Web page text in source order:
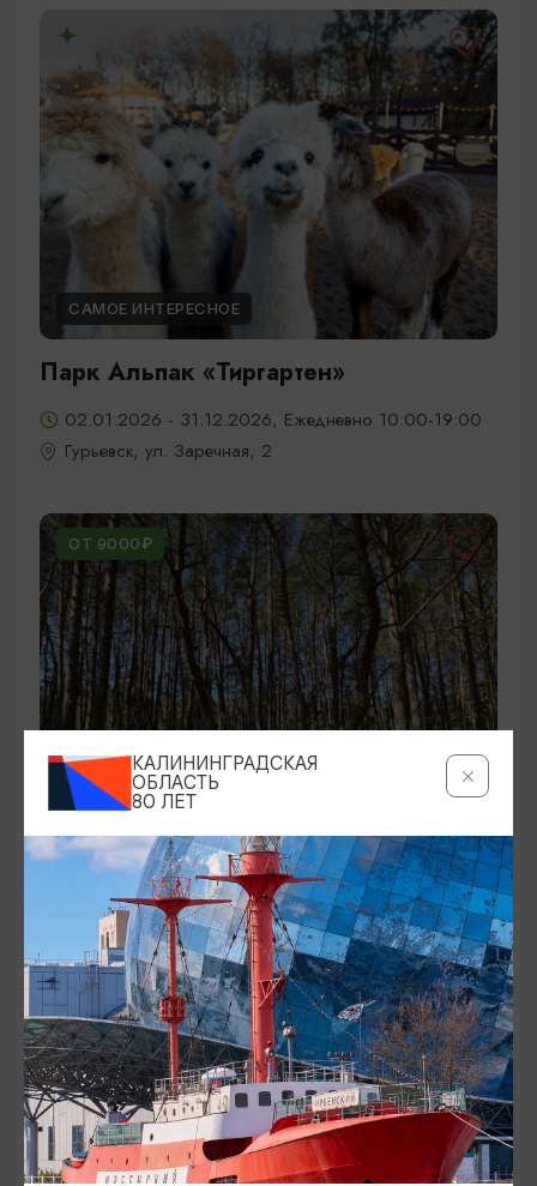
САМОЕ ИНТЕРЕСНОЕ
Парк Альпак «Тиргартен»
02.01.2026 - 31.12.2026, Ежедневно 10:00-19:00
Гурьевск, ул. Заречная, 2
ОТ 9000₽
ЭКСКУРСИИ УЧРЕЖДЕНИЙ КУЛЬТУРЫ
Аудиоспектакль «Истории Куршской
косы»
01.02.2026 - 31.12.2026, 13:00
Куршская коса
ОТ 2500₽
КАЛИНИНГРАДСКАЯ
ОБЛАСТЬ
80 ЛЕТ